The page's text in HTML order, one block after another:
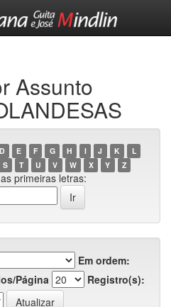
Assunto
D E F G H I J K
L
S T U V W X Y Z
primeiras letras:
Em ordem:
Página
Registro(s):